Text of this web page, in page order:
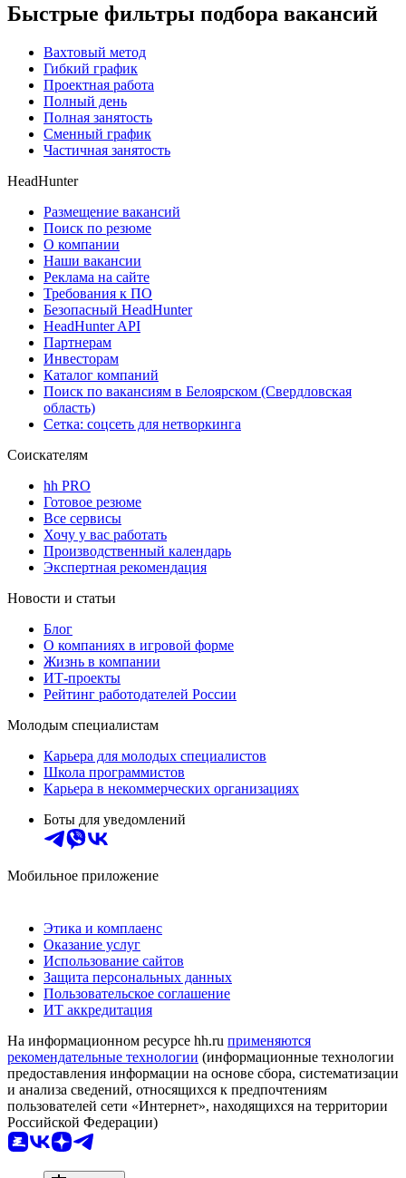
Быстрые фильтры подбора вакансий
Вахтовый метод
Гибкий график
Проектная работа
Полный день
Полная занятость
Сменный график
Частичная занятость
HeadHunter
Размещение вакансий
Поиск по резюме
О компании
Наши вакансии
Реклама на сайте
Требования к ПО
Безопасный HeadHunter
HeadHunter API
Партнерам
Инвесторам
Каталог компаний
Поиск по вакансиям в Белоярском (Свердловская
область)
Сетка: соцсеть для нетворкинга
Соискателям
hh PRO
Готовое резюме
Все сервисы
Хочу у вас работать
Производственный календарь
Экспертная рекомендация
Новости и статьи
Блог
О компаниях в игровой форме
Жизнь в компании
ИТ-проекты
Рейтинг работодателей России
Молодым специалистам
Карьера для молодых специалистов
Школа программистов
Карьера в некоммерческих организациях
Боты для уведомлений
Мобильное приложение
Этика и комплаенс
Оказание услуг
Использование сайтов
Защита персональных данных
Пользовательское соглашение
ИТ аккредитация
На информационном ресурсе hh.ru применяются
рекомендательные технологии (информационные технологии
предоставления информации на основе сбора, систематизации
и анализа сведений, относящихся к предпочтениям
пользователей сети «Интернет», находящихся на территории
Российской Федерации)